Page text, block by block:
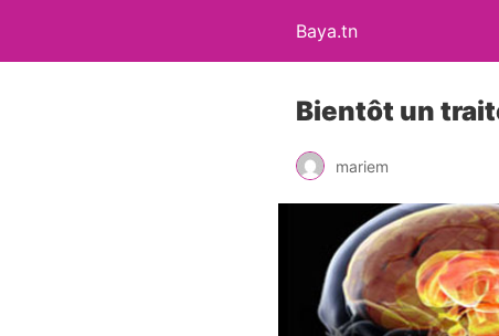
Baya.tn
Bientôt un
mariem